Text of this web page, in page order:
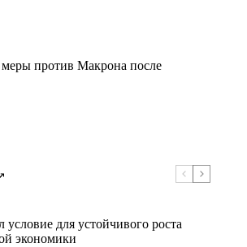
против Макрона после
условие для устойчивого роста
экономики